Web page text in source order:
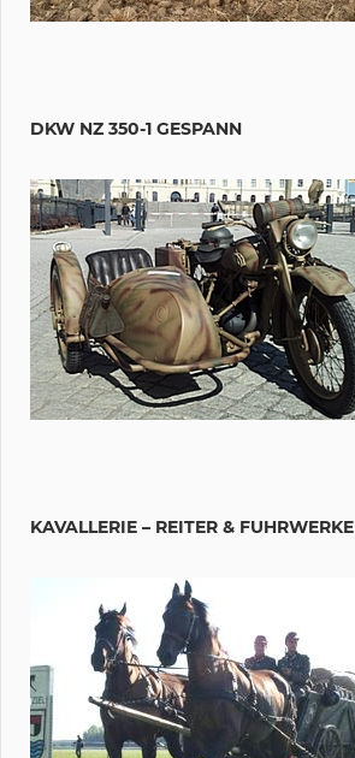
DKW NZ 350-1 GESPANN
KAVALLERIE – REITER & FUHRWERKE